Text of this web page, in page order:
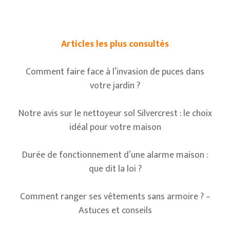
Articles les plus consultés
Comment faire face à l’invasion de puces dans
votre jardin ?
Notre avis sur le nettoyeur sol Silvercrest : le choix
idéal pour votre maison
Durée de fonctionnement d’une alarme maison :
que dit la loi ?
Comment ranger ses vêtements sans armoire ? –
Astuces et conseils